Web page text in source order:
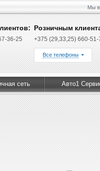
Мы в
36-25
Розничным
+375 (29,33,25) 660-51-
Все телефоны
сеть Авто1